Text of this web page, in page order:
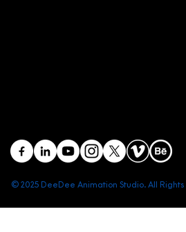
© 2025 DeeDee Animation Studio. All
Head office: Central Point Bld.,
Branch office: SGR Bld., No. 167 -